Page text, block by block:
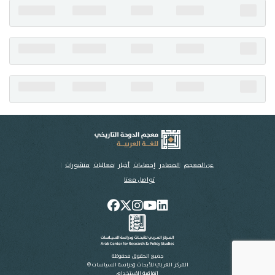
عن المعجم المصادر إحصاءات أخبار فعاليات منشورات
تواصل معنا
جميع الحقوق محفوظة
المركز العربي للأبحاث ودراسة السياسات ©